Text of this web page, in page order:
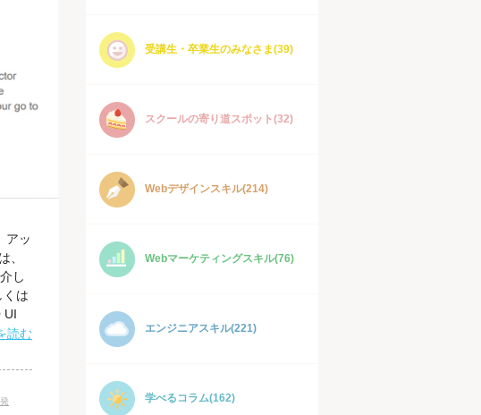
アッ
、
し
くは
UI
タ
読む
受講生・卒業生のみなさま(39)
スクールの寄り道スポット(32)
Webデザインスキル(214)
Webマーケティングスキル(76)
エンジニアスキル(221)
学べるコラム(162)